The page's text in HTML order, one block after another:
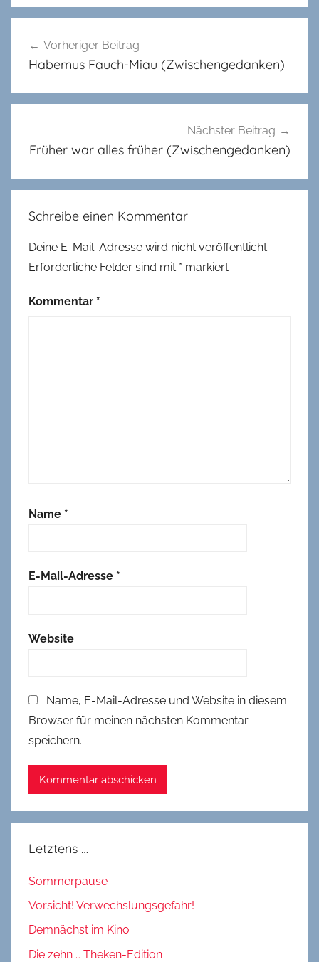
Vorheriger Beitrag
Habemus Fauch-Miau (Zwischengedanken)
Nächster Beitrag
Früher war alles früher (Zwischengedanken)
Schreibe einen Kommentar
Deine E-Mail-Adresse wird nicht veröffentlicht.
Erforderliche Felder sind mit * markiert
Kommentar *
Name *
E-Mail-Adresse *
Website
Name, E-Mail-Adresse und Website in diesem
Browser für meinen nächsten Kommentar
speichern.
Letztens …
Sommerpause
Vorsicht! Verwechslungsgefahr!
Demnächst im Kino
Die zehn … Theken-Edition